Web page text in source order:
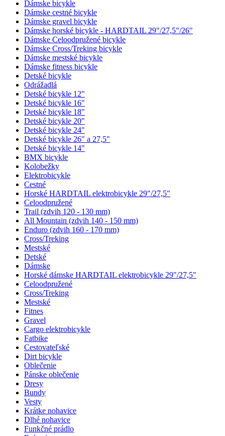
Dámske bicykle
Dámske cestné bicykle
Dámske gravel bicykle
Dámske horské bicykle - HARDTAIL 29"/27,5"/26"
Dámske Celoodpružené bicykle
Dámske Cross/Treking bicykle
Dámske mestské bicykle
Dámske fitness bicykle
Detské bicykle
Odrážadlá
Detské bicykle 12"
Detské bicykle 16"
Detské bicykle 18"
Detské bicykle 20"
Detské bicykle 24"
Detské bicykle 26" a 27,5"
Detské bicykle 14"
BMX bicykle
Kolobežky
Elektrobicykle
Cestné
Horské HARDTAIL elektrobicykle 29"/27,5"
Celoodpružené
Trail (zdvih 120 - 130 mm)
All Mountain (zdvih 140 - 150 mm)
Enduro (zdvih 160 - 170 mm)
Cross/Treking
Mestské
Detské
Dámske
Horské dámske HARDTAIL elektrobicykle 29"/27,5"
Celoodpružené
Cross/Treking
Mestské
Fitnes
Gravel
Cargo elektrobicykle
Fatbike
Cestovateľské
Dirt bicykle
Oblečenie
Pánske oblečenie
Dresy
Bundy
Vesty
Krátke nohavice
Dlhé nohavice
Funkčné prádlo